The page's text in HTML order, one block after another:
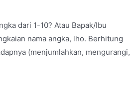
dari 1-10? Atau Bapak/Ibu
nama angka, lho. Berhitung
(menjumlahkan, mengurangi,